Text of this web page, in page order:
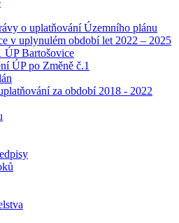
o uplatňování Územního plánu
v uplynulém období let 2022 – 2025
ÚP Bartošovice
ÚP po Změně č.1
za období 2018 - 2022